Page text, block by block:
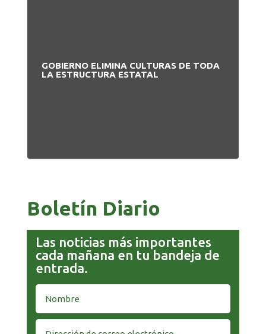
GOBIERNO ELIMINA CULTURAS DE TODA
LA ESTRUCTURA ESTATAL
Boletín Diario
Las noticias más importantes
cada mañana en tu bandeja de
entrada.